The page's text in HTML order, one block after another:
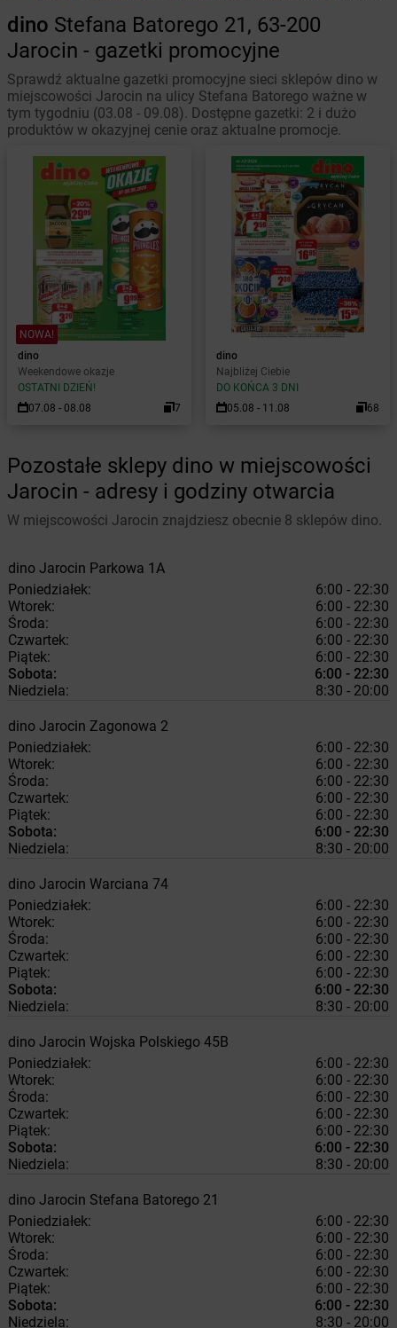
dino Stefana Batorego 21, 63-200
Jarocin - gazetki promocyjne
Sprawdź aktualne gazetki promocyjne sieci sklepów dino w
miejscowości Jarocin na ulicy Stefana Batorego ważne w
tym tygodniu (03.08 - 09.08). Dostępne gazetki: 2 i dużo
produktów w okazyjnej cenie oraz aktualne promocje.
NOWA!
dino
Weekendowe okazje
OSTATNI DZIEŃ!
07.08 - 08.08
7
dino
Najbliżej Ciebie
DO KOŃCA 3 DNI
05.08 - 11.08
68
Pozostałe sklepy dino w miejscowości
Jarocin - adresy i godziny otwarcia
W miejscowości Jarocin znajdziesz obecnie 8 sklepów dino.
dino Jarocin Parkowa 1A
Poniedziałek:
6:00 - 22:30
Wtorek:
6:00 - 22:30
Środa:
6:00 - 22:30
Czwartek:
6:00 - 22:30
Piątek:
6:00 - 22:30
Sobota:
6:00 - 22:30
Niedziela:
8:30 - 20:00
dino Jarocin Zagonowa 2
Poniedziałek:
6:00 - 22:30
Wtorek:
6:00 - 22:30
Środa:
6:00 - 22:30
Czwartek:
6:00 - 22:30
Piątek:
6:00 - 22:30
Sobota:
6:00 - 22:30
Niedziela:
8:30 - 20:00
dino Jarocin Warciana 74
Poniedziałek:
6:00 - 22:30
Wtorek:
6:00 - 22:30
Środa:
6:00 - 22:30
Czwartek:
6:00 - 22:30
Piątek:
6:00 - 22:30
Sobota:
6:00 - 22:30
Niedziela:
8:30 - 20:00
dino Jarocin Wojska Polskiego 45B
Poniedziałek:
6:00 - 22:30
Wtorek:
6:00 - 22:30
Środa:
6:00 - 22:30
Czwartek:
6:00 - 22:30
Piątek:
6:00 - 22:30
Sobota:
6:00 - 22:30
Niedziela:
8:30 - 20:00
dino Jarocin Stefana Batorego 21
Poniedziałek:
6:00 - 22:30
Wtorek:
6:00 - 22:30
Środa:
6:00 - 22:30
Czwartek:
6:00 - 22:30
Piątek:
6:00 - 22:30
Sobota:
6:00 - 22:30
Niedziela:
8:30 - 20:00